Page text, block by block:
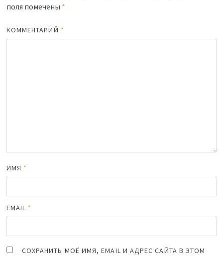
поля помечены *
КОММЕНТАРИЙ *
ИМЯ *
EMAIL *
СОХРАНИТЬ МОЁ ИМЯ, EMAIL И АДРЕС САЙТА В ЭТОМ